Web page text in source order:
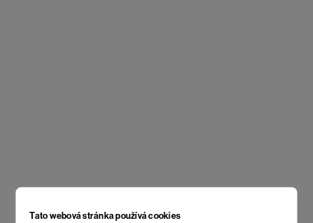
Tato webová stránka používá cookies